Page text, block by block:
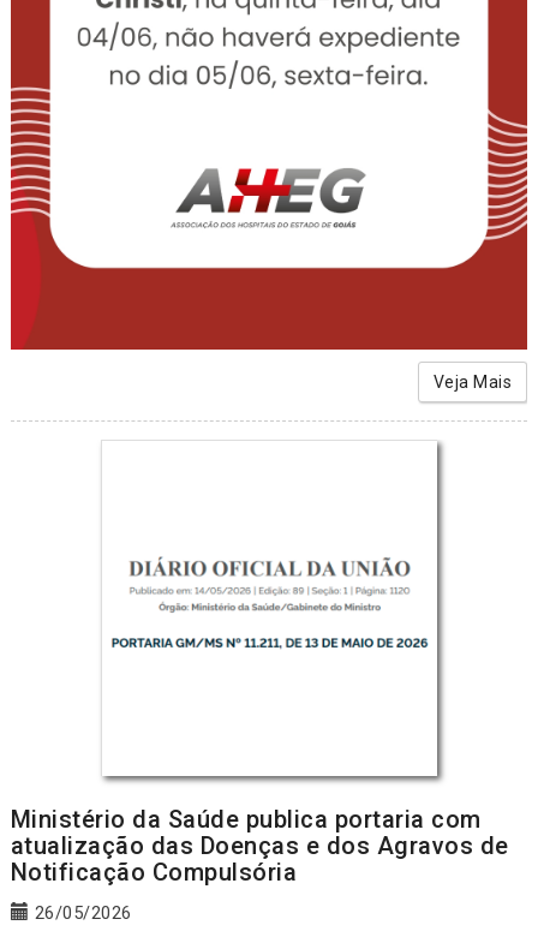
Veja Mais
Ministério da Saúde publica portaria com
atualização das Doenças e dos Agravos de
Notificação Compulsória
26/05/2026